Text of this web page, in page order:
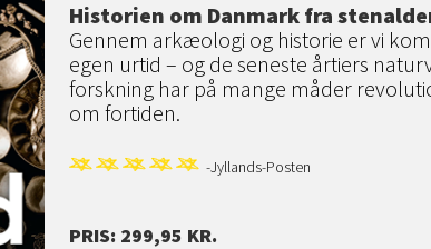
Historien om Danmark fra
Gennem arkæologi og historie er vi
egen urtid – og de seneste årtiers
forskning har på mange måder
om fortiden.
-Jyllands-Posten
PRIS: 299,95 KR.